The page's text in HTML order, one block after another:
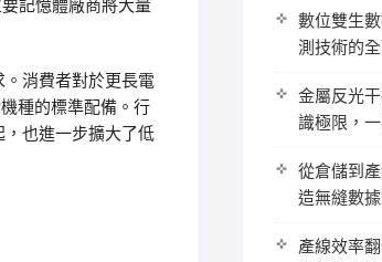
記憶體廠商將大量
消費者對於更長電
種的標準配備。行
也進一步擴大了低
數位雙生
測技術的
金屬反光
識極限，
從倉儲到
造無縫數
產線效率